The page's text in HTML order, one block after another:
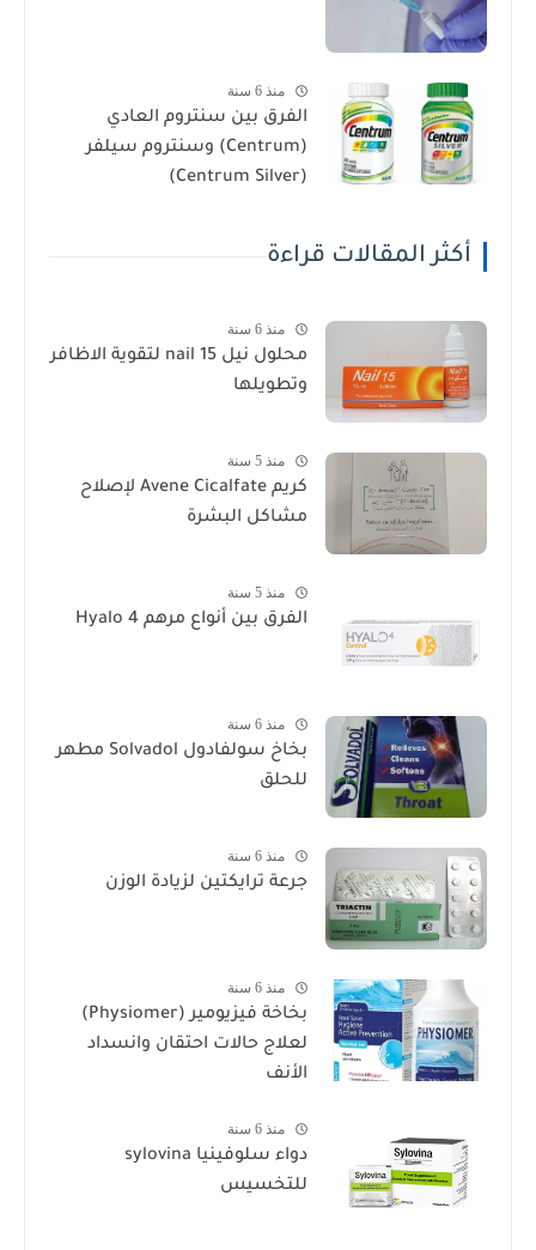
منذ 6 سنة
الفرق بين سنتروم العادي
(Centrum) وسنتروم سيلفر
(Centrum Silver)
أكثر المقالات قراءة
منذ 6 سنة
محلول نيل nail 15 لتقوية الاظافر
وتطويلها
منذ 5 سنة
كريم Avene Cicalfate لإصلاح
مشاكل البشرة
منذ 5 سنة
الفرق بين أنواع مرهم Hyalo 4
منذ 6 سنة
بخاخ سولفادول Solvadol مطهر
للحلق
منذ 6 سنة
جرعة ترايكتين لزيادة الوزن
منذ 6 سنة
بخاخة فيزيومير (Physiomer)
لعلاج حالات احتقان وانسداد
الأنف
منذ 6 سنة
دواء سلوفينيا sylovina
للتخسيس